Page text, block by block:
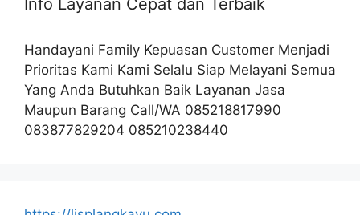
Info Layanan Cepat dan Terbaik
Handayani Family Kepuasan Customer Menjadi
Prioritas Kami Kami Selalu Siap Melayani Semua
Yang Anda Butuhkan Baik Layanan Jasa
Maupun Barang Call/WA 085218817990
083877829204 085210238440